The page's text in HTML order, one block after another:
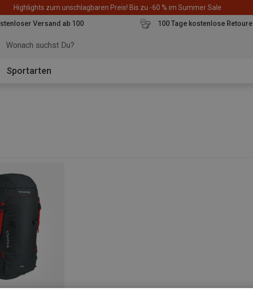
Highlights zum unschlagbaren Preis! Bis zu -60 % im Summer Sale
Versand ab 100
100 Tage kostenlose Retoure
Sportarten